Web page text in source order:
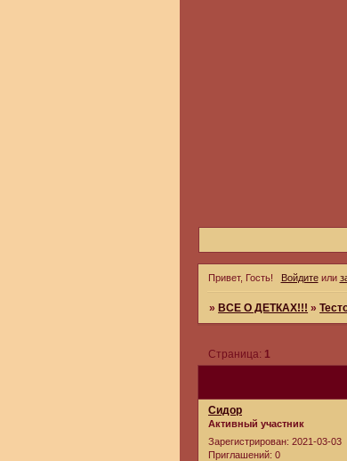
Привет, Гость! Войдитеили
» ВСЕ О ДЕТКАХ!!! »
Страница: 1
Сидор
Активный участник
Зарегистрирован: 2021-03-03
Приглашений: 0